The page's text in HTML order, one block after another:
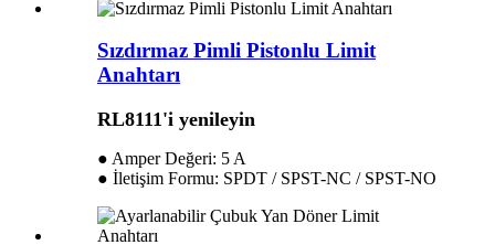
Sızdırmaz Pimli Pistonlu Limit
Anahtarı
RL8111'i yenileyin
● Amper Değeri: 5 A
● İletişim Formu: SPDT / SPST-NC / SPST-NO